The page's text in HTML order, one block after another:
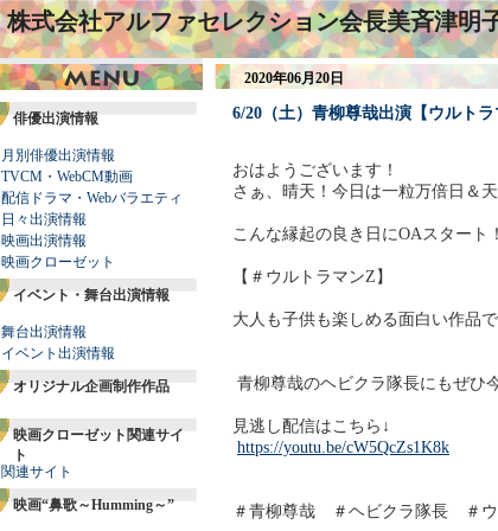
株式会社アルファセレクション会長美斉津明
俳優出演情報
月別俳優出演情報
TVCM・WebCM動画
配信ドラマ・Webバラエティ
日々出演情報
映画出演情報
映画クローゼット
イベント・舞台出演情報
舞台出演情報
イベント出演情報
オリジナル企画制作作品
映画クローゼット関連サイ
ト
関連サイト
映画“鼻歌～Humming～”
2020年06月20日
6/20（土）青柳尊哉出演【ウルト
おはようございます！
さぁ、晴天！今日は一粒万倍日＆天
こんな縁起の良き日にOAスタート！
【＃ウルトラマンZ】
大人も子供も楽しめる面白い作品
青柳尊哉のヘビクラ隊長にもぜひ
見逃し配信はこちら↓
https://youtu.be/cW5QcZs1K8k
＃青柳尊哉 ＃ヘビクラ隊長 ＃